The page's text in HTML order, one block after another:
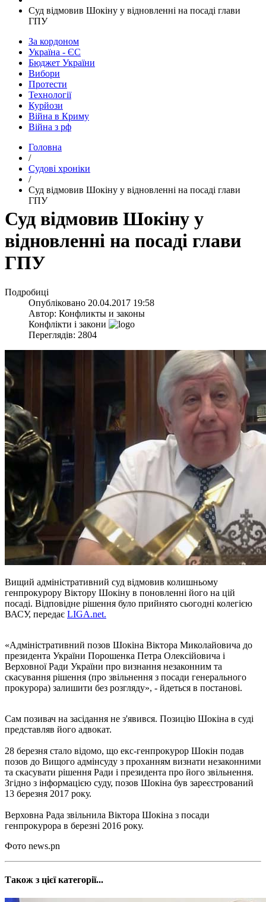
​Суд відмовив Шокіну у відновленні на посаді глави
ГПУ
За кордоном
Україна - ЄС
Бюджет України
Вибори
Протести
Технології
Курйози
Війна в Криму
Війна з рф
Головна
/
Судові хроніки
/
​Суд відмовив Шокіну у відновленні на посаді глави
ГПУ
​Суд відмовив Шокіну у
відновленні на посаді глави
ГПУ
Подробиці
Опубліковано 20.04.2017 19:58
Автор: Конфликты и законы
Конфлікти і закони
Переглядів: 2804
Вищий адміністративний суд відмовив колишньому
генпрокурору Віктору Шокіну в поновленні його на цій
посаді. Відповідне рішення було прийнято сьогодні колегією
ВАСУ, передає LIGA.net.
«Адміністративний позов Шокіна Віктора Миколайовича до
президента України Порошенка Петра Олексійовича і
Верховної Ради України про визнання незаконним та
скасування рішення (про звільнення з посади генерального
прокурора) залишити без розгляду», - йдеться в постанові.
Сам позивач на засідання не з'явився. Позицію Шокіна в суді
представляв його адвокат.
28 березня стало відомо, що екс-генпрокурор Шокін подав
позов до Вищого адмінсуду з проханням визнати незаконними
та скасувати рішення Ради і президента про його звільнення.
Згідно з інформацією суду, позов Шокіна був зареєстрований
13 березня 2017 року.
Верховна Рада звільнила Віктора Шокіна з посади
генпрокурора в березні 2016 року.
Фото news.pn
Також з цієї категорії...